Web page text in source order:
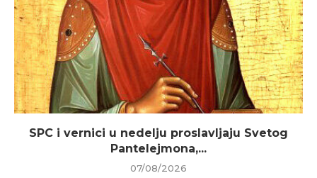
SPC i vernici u nedelju proslavljaju Svetog
Pantelejmona,...
07/08/2026